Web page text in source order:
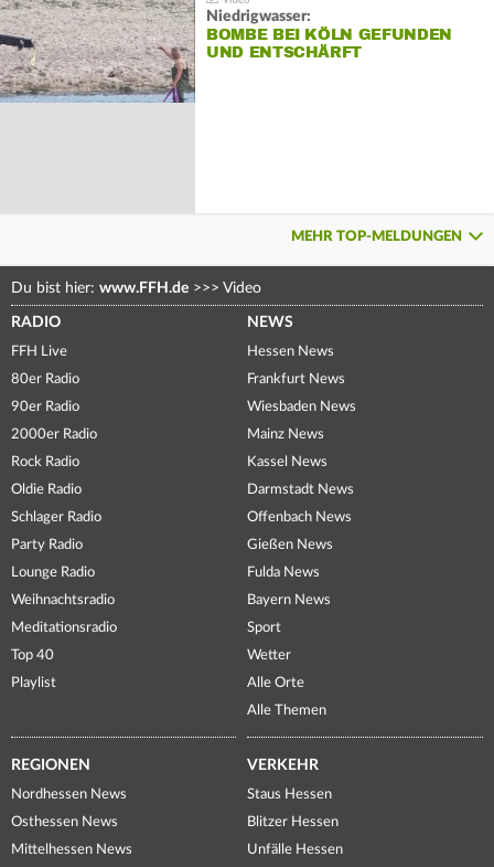
Niedrigwasser:
BOMBE BEI KÖLN GEFUNDEN
UND ENTSCHÄRFT
MEHR TOP-MELDUNGEN
Du bist hier: www.FFH.de >>> Video
RADIO
FFH Live
80er Radio
90er Radio
2000er Radio
Rock Radio
Oldie Radio
Schlager Radio
Party Radio
Lounge Radio
Weihnachtsradio
Meditationsradio
Top 40
Playlist
NEWS
Hessen News
Frankfurt News
Wiesbaden News
Mainz News
Kassel News
Darmstadt News
Offenbach News
Gießen News
Fulda News
Bayern News
Sport
Wetter
Alle Orte
Alle Themen
REGIONEN
Nordhessen News
Osthessen News
Mittelhessen News
VERKEHR
Staus Hessen
Blitzer Hessen
Unfälle Hessen